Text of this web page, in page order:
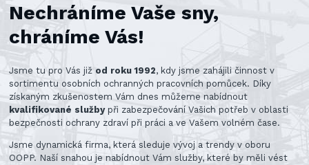
Nechráníme Vaše sny,
chráníme Vás!
Jsme tu pro Vás již od roku 1992, kdy jsme zahájili činnost v
sortimentu osobních ochranných pracovních pomůcek. Díky
získaným zkušenostem Vám dnes můžeme nabídnout
kvalifikované službypři zabezpečování Vašich potřeb v oblasti
bezpečnosti ochrany zdraví při práci a ve Vašem volném čase.
Jsme dynamická firma, která sleduje vývoj a trendy v oboru
OOPP. Naší snahou je nabídnout Vám služby, které by měli vést